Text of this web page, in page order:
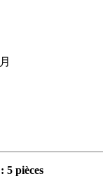
月
5 pièces